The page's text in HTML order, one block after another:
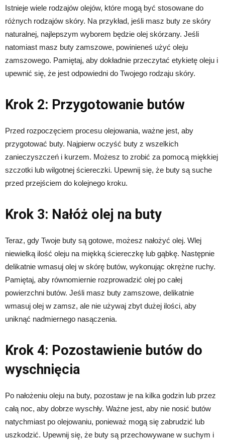
Istnieje wiele rodzajów olejów, które mogą być stosowane do
różnych rodzajów skóry. Na przykład, jeśli masz buty ze skóry
naturalnej, najlepszym wyborem będzie olej skórzany. Jeśli
natomiast masz buty zamszowe, powinieneś użyć oleju
zamszowego. Pamiętaj, aby dokładnie przeczytać etykietę oleju i
upewnić się, że jest odpowiedni do Twojego rodzaju skóry.
Krok 2: Przygotowanie butów
Przed rozpoczęciem procesu olejowania, ważne jest, aby
przygotować buty. Najpierw oczyść buty z wszelkich
zanieczyszczeń i kurzem. Możesz to zrobić za pomocą miękkiej
szczotki lub wilgotnej ściereczki. Upewnij się, że buty są suche
przed przejściem do kolejnego kroku.
Krok 3: Nałóż olej na buty
Teraz, gdy Twoje buty są gotowe, możesz nałożyć olej. Wlej
niewielką ilość oleju na miękką ściereczkę lub gąbkę. Następnie
delikatnie wmasuj olej w skórę butów, wykonując okrężne ruchy.
Pamiętaj, aby równomiernie rozprowadzić olej po całej
powierzchni butów. Jeśli masz buty zamszowe, delikatnie
wmasuj olej w zamsz, ale nie używaj zbyt dużej ilości, aby
uniknąć nadmiernego nasączenia.
Krok 4: Pozostawienie butów do
wyschnięcia
Po nałożeniu oleju na buty, pozostaw je na kilka godzin lub przez
całą noc, aby dobrze wyschły. Ważne jest, aby nie nosić butów
natychmiast po olejowaniu, ponieważ mogą się zabrudzić lub
uszkodzić. Upewnij się, że buty są przechowywane w suchym i